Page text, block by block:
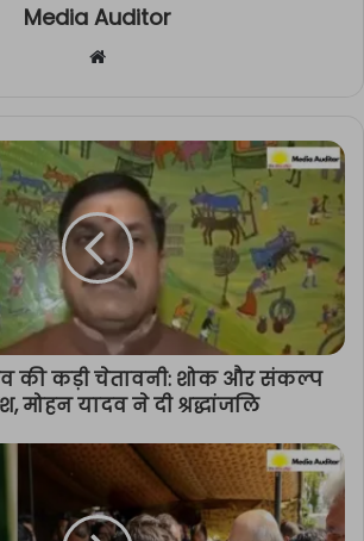
Media Auditor
Website
की कड़ी चेतावनी: शोक और संकल्प
मोहन यादव ने दी श्रद्धांजलि